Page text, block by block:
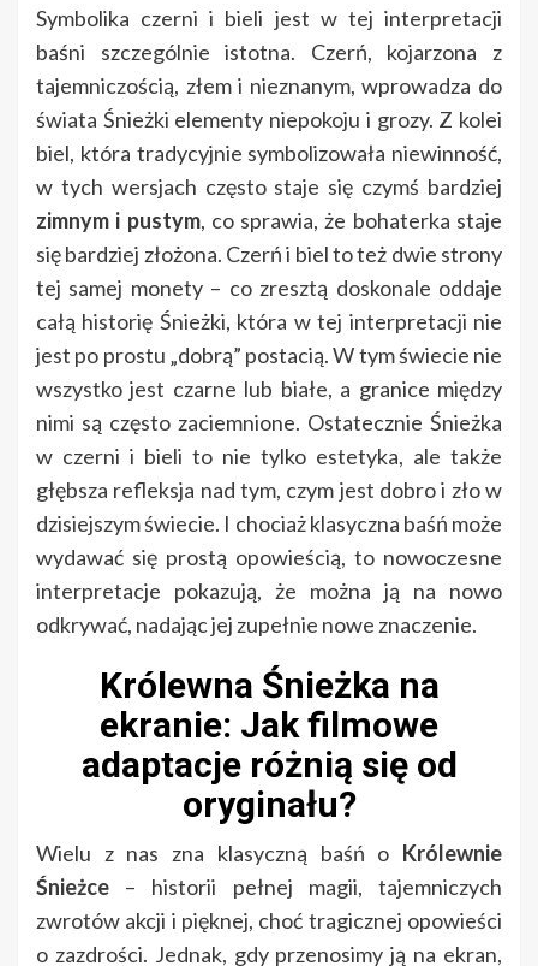
Symbolika czerni i bieli jest w tej interpretacji
baśni szczególnie istotna. Czerń, kojarzona z
tajemniczością, złem i nieznanym, wprowadza do
świata Śnieżki elementy niepokoju i grozy. Z kolei
biel, która tradycyjnie symbolizowała niewinność,
w tych wersjach często staje się czymś bardziej
zimnym i pustym, co sprawia, że bohaterka staje
się bardziej złożona. Czerń i biel to też dwie strony
tej samej monety – co zresztą doskonale oddaje
całą historię Śnieżki, która w tej interpretacji nie
jest po prostu „dobrą” postacią. W tym świecie nie
wszystko jest czarne lub białe, a granice między
nimi są często zaciemnione. Ostatecznie Śnieżka
w czerni i bieli to nie tylko estetyka, ale także
głębsza refleksja nad tym, czym jest dobro i zło w
dzisiejszym świecie. I chociaż klasyczna baśń może
wydawać się prostą opowieścią, to nowoczesne
interpretacje pokazują, że można ją na nowo
odkrywać, nadając jej zupełnie nowe znaczenie.
Królewna Śnieżka na
ekranie: Jak filmowe
adaptacje różnią się od
oryginału?
Wielu z nas zna klasyczną baśń o Królewnie
Śnieżce – historii pełnej magii, tajemniczych
zwrotów akcji i pięknej, choć tragicznej opowieści
o zazdrości. Jednak, gdy przenosimy ją na ekran,